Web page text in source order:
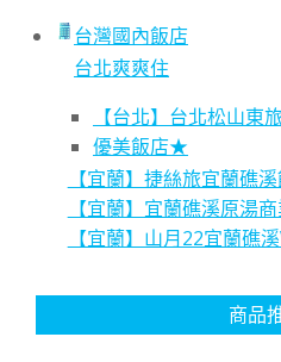
台灣國內飯店
台北爽爽住
【台北】台北松山
優美飯店★
【宜蘭】捷絲旅宜蘭礁
【宜蘭】宜蘭礁溪原湯
【宜蘭】山月22宜蘭礁
商品